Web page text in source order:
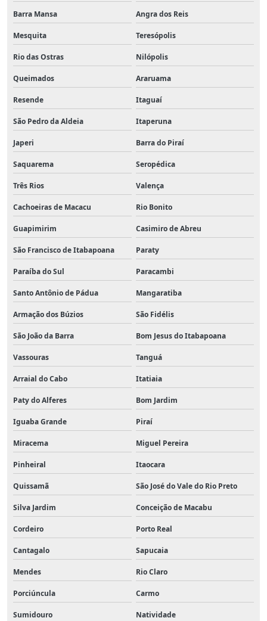
Barra Mansa Angra dos Reis
Mesquita Teresópolis
Rio das Ostras Nilópolis
Queimados Araruama
Resende Itaguaí
São Pedro da Aldeia Itaperuna
Japeri Barra do Piraí
Saquarema Seropédica
Três Rios Valença
Cachoeiras de Macacu Rio Bonito
Guapimirim Casimiro de Abreu
São Francisco de Itabapoana Paraty
Paraíba do Sul Paracambi
Santo Antônio de Pádua Mangaratiba
Armação dos Búzios São Fidélis
São João da Barra Bom Jesus do Itabapoana
Vassouras Tanguá
Arraial do Cabo Itatiaia
Paty do Alferes Bom Jardim
Iguaba Grande Piraí
Miracema Miguel Pereira
Pinheiral Itaocara
Quissamã São José do Vale do Rio Preto
Silva Jardim Conceição de Macabu
Cordeiro Porto Real
Cantagalo Sapucaia
Mendes Rio Claro
Porciúncula Carmo
Sumidouro Natividade